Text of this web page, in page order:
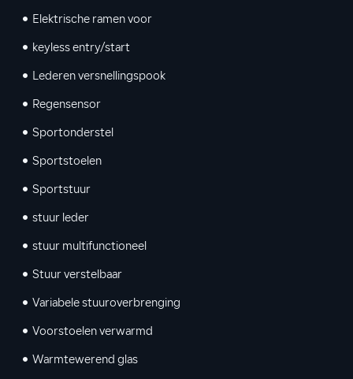
Elektrische ramen voor
keyless entry/start
Lederen versnellingspook
Regensensor
Sportonderstel
Sportstoelen
Sportstuur
stuur leder
stuur multifunctioneel
Stuur verstelbaar
Variabele stuuroverbrenging
Voorstoelen verwarmd
Warmtewerend glas